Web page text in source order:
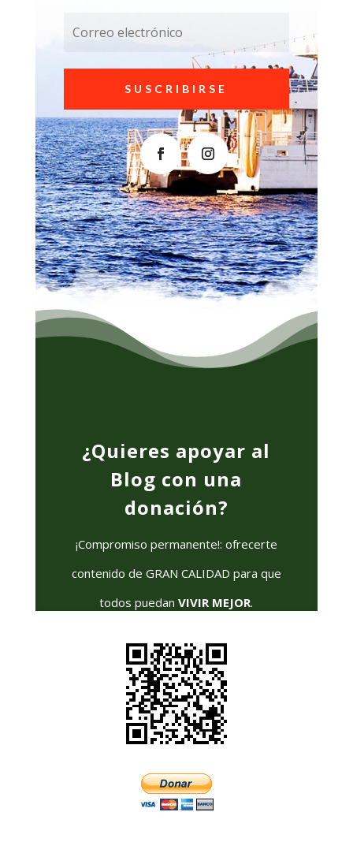
SUSCRIBIRSE
¿Quieres apoyar al
Blog con una
donación?
¡Compromiso permanente!: ofrecerte
contenido de GRAN CALIDAD para que
todos puedanVIVIR MEJOR.